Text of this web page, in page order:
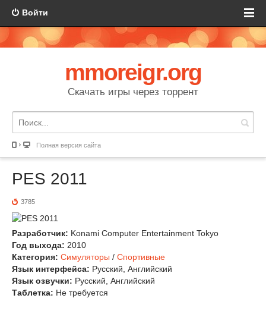
Войти
mmoreigr.org
Скачать игры через торрент
Полная версия сайта
PES 2011
3785
Разработчик: Konami Computer Entertainment Tokyo
Год выхода: 2010
Категория: Симуляторы / Спортивные
Язык интерфейса: Русский, Английский
Язык озвучки: Русский, Английский
Таблетка: Не требуется